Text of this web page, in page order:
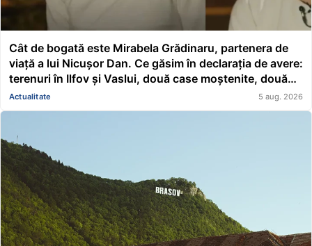
Cât de bogată este Mirabela Grădinaru, partenera de
viață a lui Nicușor Dan. Ce găsim în declarația de avere:
terenuri în Ilfov și Vaslui, două case moștenite, două
mașini, acțiuni Renault și un împrumut de peste
116.000 de lei acordat unei asociații
Actualitate 5 aug. 2026